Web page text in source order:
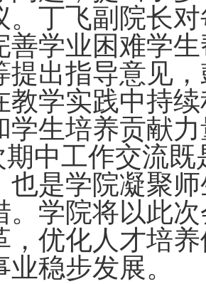
。丁飞副院长
善学业困难学
提出指导意见
教学实践中持
学生培养贡献
期中工作交流
也是学院凝聚
。学院将以此
，优化人才培
稳步发展。